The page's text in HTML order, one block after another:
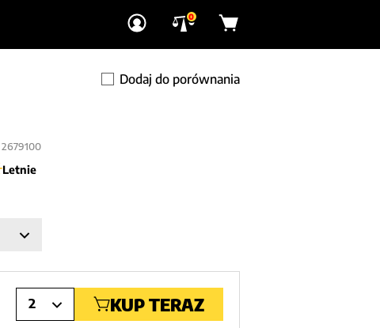
0
Dodaj do porównania
2679100
Letnie
2 KUP TERAZ